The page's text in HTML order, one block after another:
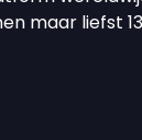
maar liefst